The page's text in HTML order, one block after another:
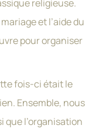
religieuse.
et l’aide du
pour organiser
fois-ci était le
Ensemble, nous
que l’organisation